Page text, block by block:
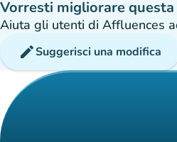
Vorresti migliorare questa
Aiuta gli utenti di Affluences
editSuggerisci una modifica